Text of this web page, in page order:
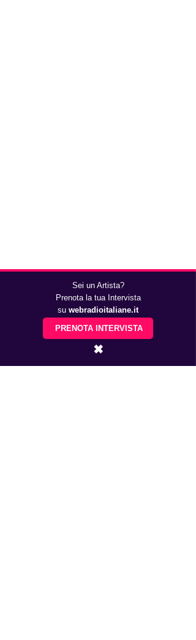
Sei un Artista?
Prenota la tua Intervista
su webradioitaliane.it
PRENOTA INTERVISTA
✖